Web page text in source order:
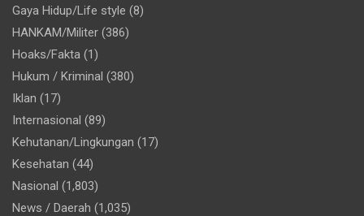
Gaya Hidup/Life style (8)
HANKAM/Militer (386)
Hoaks/Fakta (1)
Hukum / Kriminal (380)
Iklan (17)
Internasional (89)
Kehutanan/Lingkungan (17)
Kesehatan (44)
Nasional (1,803)
News / Daerah (1,035)